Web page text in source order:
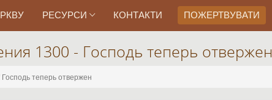
РЕСУРСИ КОНТАКТИ ПОЖЕРТВУВАТИ
1300 - Господь теперь отвержен
Господь теперь отвержен